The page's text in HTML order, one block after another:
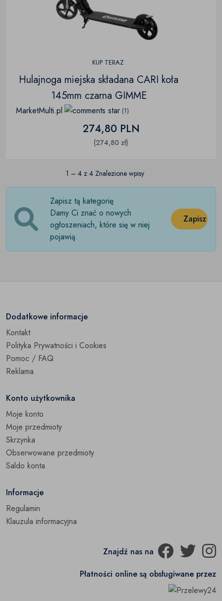
KUP TERAZ
Hulajnoga miejska składana CARI koła
145mm czarna GIMME
MarketMulti.pl (1)
274,80 PLN
(274,80 zł)
1 – 4 z 4 Znalezione wpisy
Zapisz tą kategorię
Damy Ci znać o nowych
ogłoszeniach, które się w niej
pojawią.
Zapisz
Dodatkowe informacje
Kontakt
Polityka Prywatności i Cookies
Pomoc / FAQ
Reklama
Konto użytkownika
Moje konto
Moje przedmioty
Skrzynka
Obserwowane przedmioty
Saldo konta
Informacje
Regulamin
Klauzula informacyjna
Znajdź nas na
Płatności online są obsługiwane przez